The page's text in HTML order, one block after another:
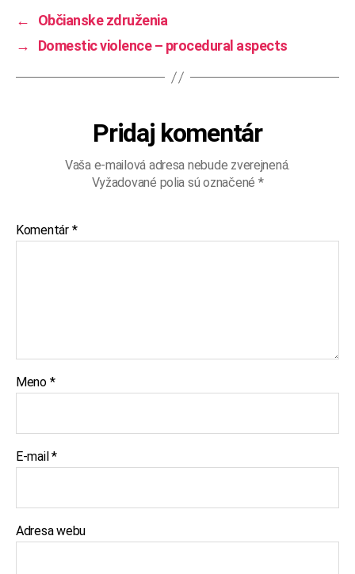
←
Občianske združenia
→
Domestic violence – procedural aspects
Pridaj komentár
Vaša e-mailová adresa nebude zverejnená.
Vyžadované polia sú označené *
Komentár *
Meno *
E-mail*
Adresa webu